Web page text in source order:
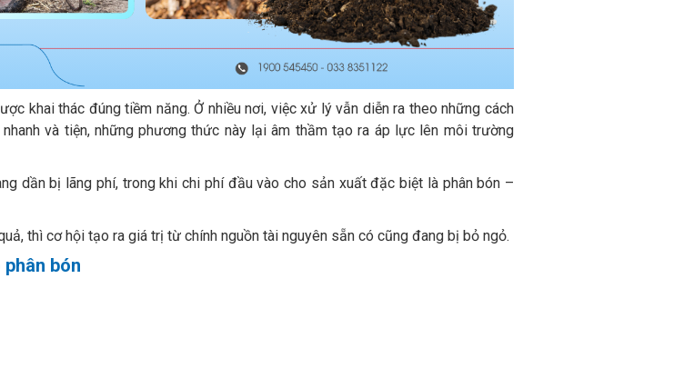
khai thác đúng tiềm năng. Ở nhiều nơi, việc xử lý vẫn diễn ra theo những cách
và tiện, những phương thức này lại âm thầm tạo ra áp lực lên môi trường
dần bị lãng phí, trong khi chi phí đầu vào cho sản xuất đặc biệt là phân bón –
thì cơ hội tạo ra giá trị từ chính nguồn tài nguyên sẵn có cũng đang bị bỏ ngỏ.
bón